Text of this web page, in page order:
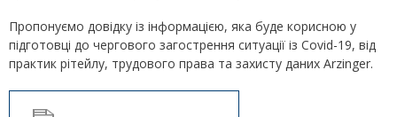
Пропонуємо довідку із інформацією, яка буде корисною у
підготовці до чергового загострення ситуації із Covid-19, від
практик рітейлу, трудового права та захисту даних Arzinger.